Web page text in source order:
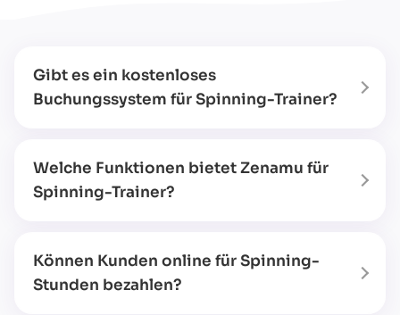
Gibt es ein kostenloses
Buchungssystem für Spinning-Trainer?
Welche Funktionen bietet Zenamu für
Spinning-Trainer?
Können Kunden online für Spinning-
Stunden bezahlen?